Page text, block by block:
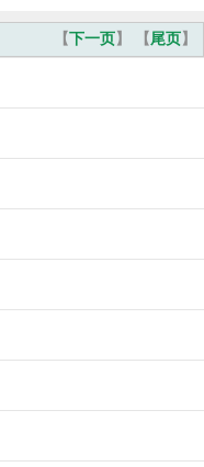
【下一页】 【尾页】